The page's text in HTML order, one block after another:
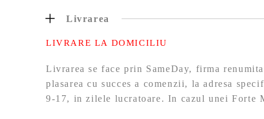
Livrarea
LIVRARE LA DOMICILIU
Livrarea se face prin SameDay, firma
plasarea cu succes a comenzii, la adresa
9-17, in zilele lucratoare. In cazul unei Forte